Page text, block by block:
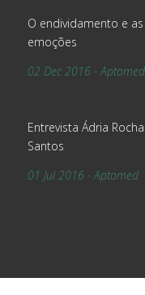
O endividamento e as
emoções
02 Dec 2016 - Aptomed
Entrevista Ádria Rocha
Santos
01 Jul 2016 - Aptomed